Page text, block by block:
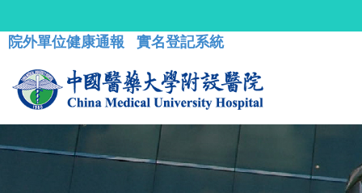
院外單位健康通報 實名登記系統